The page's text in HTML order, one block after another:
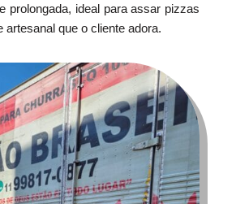
prolongada, ideal para assar pizzas
artesanal que o cliente adora.